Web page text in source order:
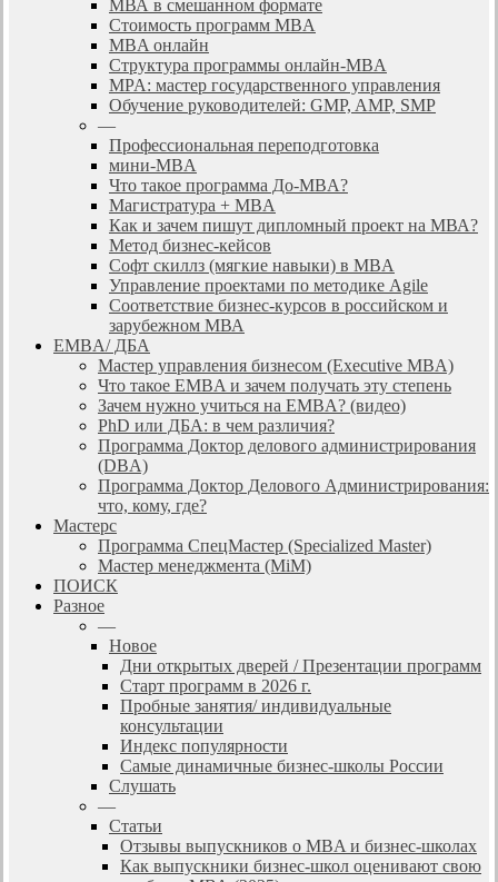
МВА в смешанном формате
Стоимость программ MBA
MBA онлайн
Cтруктура программы онлайн-MBA
MPA: мастер государственного управления
Обучение руководителей: GMP, AMP, SMP
—
Профессиональная переподготовка
мини-MBA
Что такое программа До-MBA?
Магистратура + MBA
Как и зачем пишут дипломный проект на МВА?
Метод бизнес-кейсов
Софт скиллз (мягкие навыки) в MBA
Управление проектами по методике Agile
Соответствие бизнес-курсов в российском и
зарубежном МВА
EMBA/ ДБA
Мастер управления бизнесом (Executive MBA)
Что такое EMBA и зачем получать эту степень
Зачем нужно учиться на EMBA? (видео)
PhD или ДБА: в чем различия?
Программа Доктор делового администрирования
(DBА)
Программа Доктор Делового Администрирования:
что, кому, где?
Мастерс
Программа СпецМастер (Specialized Master)
Мастер менеджмента (MiM)
ПОИСК
Разное
—
Новое
Дни открытых дверей / Презентации программ
Старт программ в 2026 г.
Пробные занятия/ индивидуальные
консультации
Индекс популярности
Самые динамичные бизнес-школы России
Слушать
—
Статьи
Отзывы выпускников о MBA и бизнес-школах
Как выпускники бизнес-школ оценивают свою